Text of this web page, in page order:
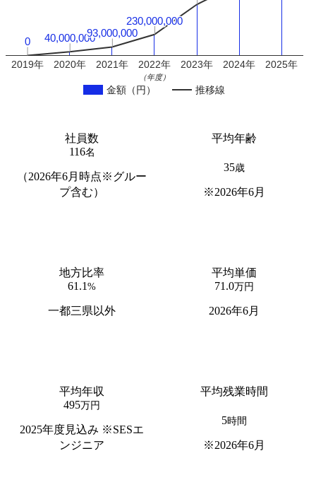
金額（円） 推移線
2019年 2020年 2021年 2022年 2023年 2024年 2025年
0
0 40,000,000
40,000,00093,000,000
93,000,000
230,000,000
230,000,000
（年度）
社員数
116名
（2026年6月時点※グルー
プ含む）
平均年齢
35歳
※2026年6月
地方比率
61.1 %
一都三県以外
平均単価
71.0万円
2026年6月
平均年収
495万円
2025年度見込み ※SESエ
ンジニア
平均残業時間
5時間
※2026年6月